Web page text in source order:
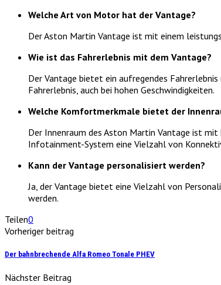
Welche Art von Motor hat der Vantage?
Der Aston Martin Vantage ist mit einem
Wie ist das Fahrerlebnis mit dem Vantage?
Der Vantage bietet ein aufregendes
Fahrerlebnis, auch bei hohen Geschwindigkeiten.
Welche Komfortmerkmale bietet der
Der Innenraum des Aston Martin Vantage ist
Infotainment-System eine Vielzahl von
Kann der Vantage personalisiert werden?
Ja, der Vantage bietet eine Vielzahl von
werden.
Teilen0
Vorheriger beitrag
Der bahnbrechende Alfa Romeo Tonale PHEV
Nächster Beitrag